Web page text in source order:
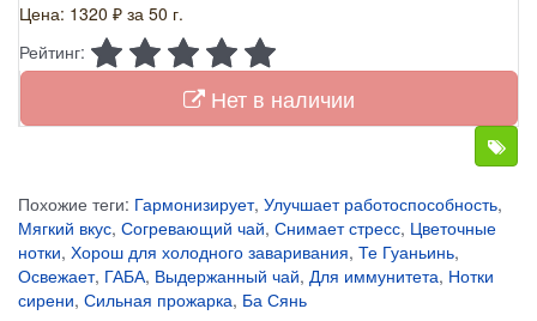
Цена: 1320 ₽ за 50 г.
Рейтинг:
Нет в наличии
Похожие теги: Гармонизирует, Улучшает работоспособность,
Мягкий вкус, Согревающий чай, Снимает стресс, Цветочные
нотки, Хорош для холодного заваривания, Те Гуаньинь,
Освежает, ГАБА, Выдержанный чай, Для иммунитета, Нотки
сирени, Сильная прожарка, Ба Сянь